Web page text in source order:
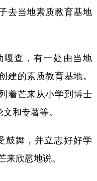
去当地素质教育基地
查，有一处由当地
建的素质教育基地。
着芒来从小学到博士
和专著等。
舞，并立志好好学
欣慰地说。